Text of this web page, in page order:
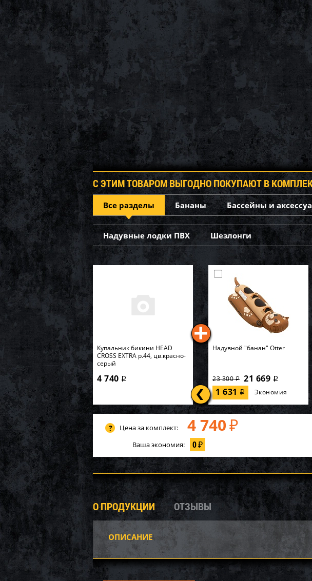
С ЭТИМ ТОВАРОМ ВЫГОДНО ПОКУПАЮТ В
Все разделы Бананы Бассейны и
Надувные лодки ПВХ Шезлонги
Купальник бикини HEAD
CROSS EXTRA р.44, цв.красно-
серый
4 740 i
Надувной "банан" Otter
23 300i 21 669 i
1 631 i Экономия
AQ25186, KOKIDO, Уборочный
комплект Kokido Classic
K267WBX 7 аксессуаров, уп.1
6 210
Цена за комплект: 4 740 ₽
Ваша экономия: 0₽
О ПРОДУКЦИИ ОТЗЫВЫ
ОПИСАНИЕ